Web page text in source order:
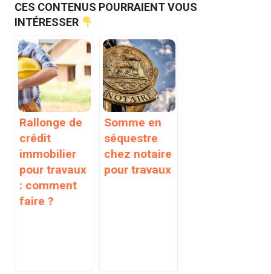
CES CONTENUS POURRAIENT VOUS
INTÉRESSER
Rallonge de
crédit
immobilier
pour travaux
: comment
faire ?
Somme en
séquestre
chez notaire
pour travaux